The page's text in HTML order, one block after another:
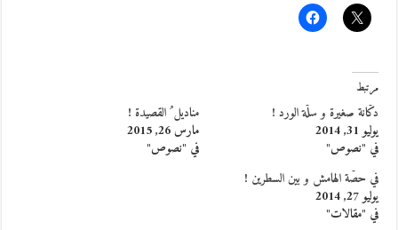
مرتبط
دكّانة صغيرة و سلّة الورد !
يوليو 31, 2014
في "نصوص"
مناديل ُ القصيدة !
مارس 26, 2015
في "نصوص"
في حصّة الهامش و بين السطرين !
يوليو 27, 2014
في "مقالات"